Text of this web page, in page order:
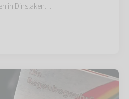
in Dinslaken…